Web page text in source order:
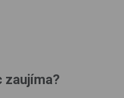
zaujíma?